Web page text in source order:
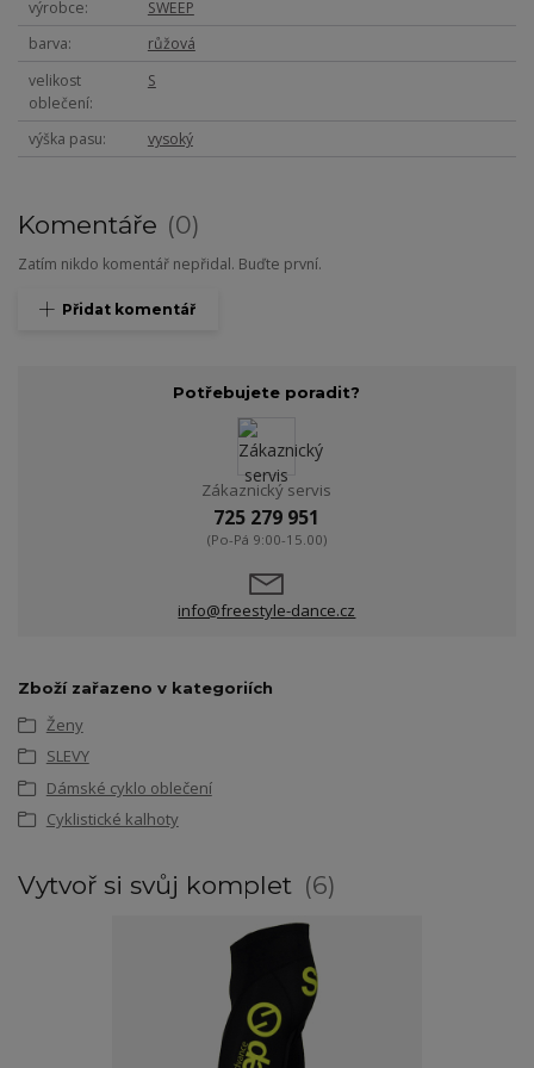
výrobce
SWEEP
barva
růžová
velikost
oblečení
S
výška pasu vysoký
Komentáře 0
Zatím nikdo komentář nepřidal. Buďte první.
Přidat komentář
Potřebujete poradit?
Zákaznický servis
725 279 951
(Po-Pá 9:00-15.00)
info@freestyle-dance.cz
Zboží zařazeno v kategoriích
Ženy
SLEVY
Dámské cyklo oblečení
Cyklistické kalhoty
Vytvoř si svůj komplet 6